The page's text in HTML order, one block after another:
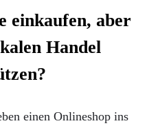
einkaufen, aber
Handel
einen Onlineshop ins